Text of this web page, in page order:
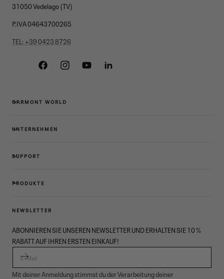
31050 Vedelago (TV)
P.IVA 04643700265
TEL: +39 0423 8726
FacebookInstagramYouTubeLinkedin
GARMONT WORLD
UNTERNEHMEN
SUPPORT
PRODUKTE
NEWSLETTER
ABONNIEREN SIE UNSEREN NEWSLETTER UND ERHALTEN SIE 10 %
RABATT AUF IHREN ERSTEN EINKAUF!
Mit deiner Anmeldung stimmst du der Verarbeitung deiner